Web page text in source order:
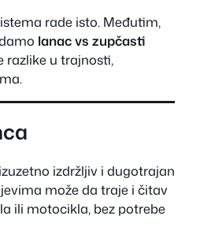
rade isto. Međutim,
lanac vs zupčasti
razlike u trajnosti,
izdržljiv i dugotrajan
može da traje i čitav
ili motocikla, bez potrebe